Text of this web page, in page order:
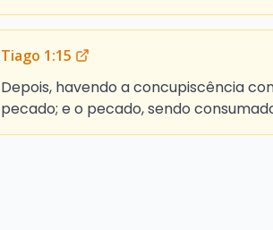
Tiago 1:15
Depois, havendo a concupiscência
pecado; e o pecado, sendo